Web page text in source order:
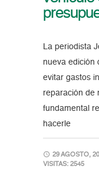
La periodista
nueva edición
evitar gastos
reparación de
fundamental
hacerle
29 AGOSTO,
VISITAS: 2545